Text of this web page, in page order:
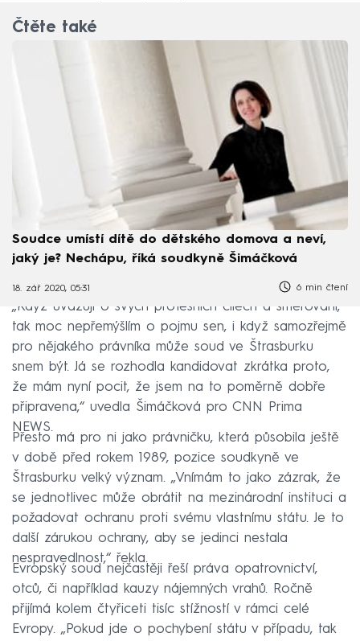
Čtěte také
Soudce umístí dítě do dětského domova a neví,
jaký je? Nechápu, říká soudkyně Šimáčková
18. zář 2020, 05:31 6 min čtení
„Když uvažuji o svých profesních cílech a směřování,
tak moc nepřemýšlím o pojmu sen, i když samozřejmě
pro nějakého právníka může soud ve Štrasburku
snem být. Já se rozhodla kandidovat zkrátka proto,
že mám nyní pocit, že jsem na to poměrně dobře
připravena,“ uvedla Šimáčková pro CNN Prima
NEWS.
Přesto má pro ni jako právničku, která působila ještě
v době před rokem 1989, pozice soudkyně ve
Štrasburku velký význam. „Vnímám to jako zázrak, že
se jednotlivec může obrátit na mezinárodní instituci a
požadovat ochranu proti svému vlastnímu státu. Je to
další zárukou ochrany, aby se jedinci nestala
nespravedlnost,“ řekla.
Evropský soud nejčastěji řeší práva opatrovnictví,
otců, či například kauzy nájemných vrahů. Ročně
přijímá kolem čtyřiceti tisíc stížností v rámci celé
Evropy. „Pokud jde o pochybení státu v případu, tak